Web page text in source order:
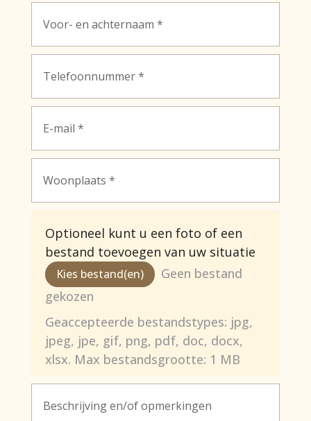
Optioneel kunt u een foto of een
bestand toevoegen van uw situatie
File Input
Kies bestand(en)
Geen bestand
gekozen
Geaccepteerde bestandstypes: jpg,
jpeg, jpe, gif, png, pdf, doc, docx,
xlsx. Max bestandsgrootte: 1 MB